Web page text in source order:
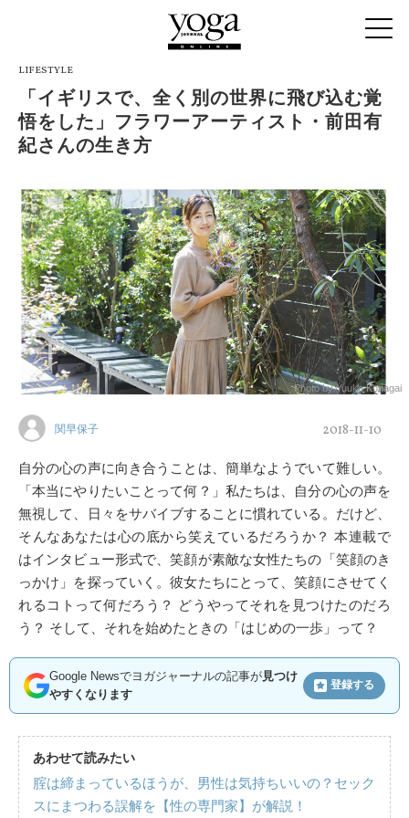
LIFESTYLE
「イギリスで、全く別の世界に飛び込む覚
悟をした」フラワーアーティスト・前田有
紀さんの生き方
Photo by Yuuko Konagai
関早保子 2018-11-10
自分の心の声に向き合うことは、簡単なようでいて難しい。
「本当にやりたいことって何？」私たちは、自分の心の声を
無視して、日々をサバイブすることに慣れている。だけど、
そんなあなたは心の底から笑えているだろうか？ 本連載で
はインタビュー形式で、笑顔が素敵な女性たちの「笑顔のき
っかけ」を探っていく。彼女たちにとって、笑顔にさせてく
れるコトって何だろう？ どうやってそれを見つけたのだろ
う？ そして、それを始めたときの「はじめの一歩」って？
Google Newsでヨガジャーナルの記事が見つけ
やすくなります
登録する
あわせて読みたい
腟は締まっているほうが、男性は気持ちいいの？セック
スにまつわる誤解を【性の専門家】が解説！